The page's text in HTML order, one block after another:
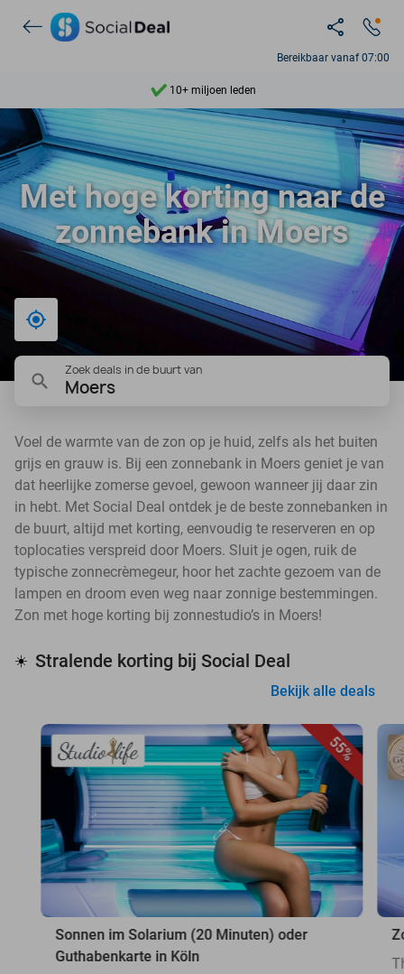
Bereikbaar vanaf 07:00
Ontdek 15.000+ deals
7 dagen per week beschikbaar
10+ miljoen leden
9,4
Ontdek 15.000+ deals
Met hoge korting naar de
zonnebank in Moers
Zoek deals in de buurt van
Moers
Voel de warmte van de zon op je huid, zelfs als het buiten
grijs en grauw is. Bij een zonnebank in Moers geniet je van
dat heerlijke zomerse gevoel, gewoon wanneer jij daar zin
in hebt. Met Social Deal ontdek je de beste zonnebanken in
de buurt, altijd met korting, eenvoudig te reserveren en op
toplocaties verspreid door Moers. Sluit je ogen, ruik de
typische zonnecrèmegeur, hoor het zachte gezoem van de
lampen en droom even weg naar zonnige bestemmingen.
Zon met hoge korting bij zonnestudio’s in Moers!
☀️ Stralende korting bij Social Deal
Bekijk alle deals
55%
Sonnen im Solarium (20 Minuten) oder
Guthabenkarte in Köln